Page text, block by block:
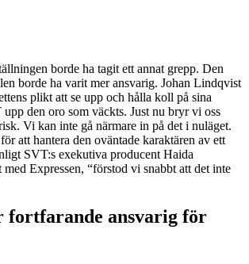
borde ha tagit ett annat grepp. Den
borde ha varit mer ansvarig. Johan Lindqvist
plikt att se upp och hålla koll på sina
den oro som väckts. Just nu bryr vi oss
Vi kan inte gå närmare in på det i nuläget.
att hantera den oväntade karaktären av ett
SVT:s exekutiva producent Haida
med Expressen, “förstod vi snabbt att det inte
fortfarande ansvarig för